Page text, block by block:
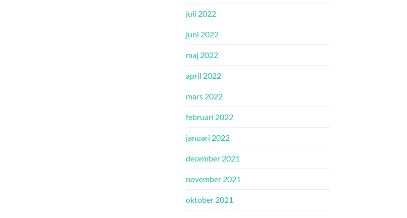
juli 2022
juni 2022
maj 2022
april 2022
mars 2022
februari 2022
januari 2022
december 2021
november 2021
oktober 2021